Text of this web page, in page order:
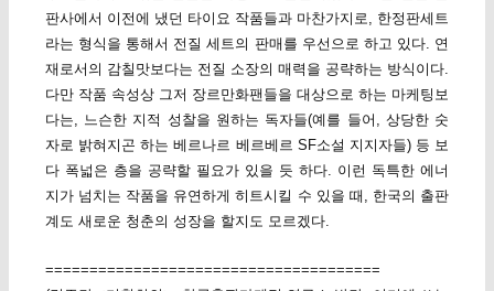
판사에서 이전에 냈던 타이요 작품들과 마찬가지로, 한정판세트
라는 형식을 통해서 전질 세트의 판매를 우선으로 하고 있다. 연
재로서의 감칠맛보다는 전질 소장의 매력을 공략하는 방식이다.
다만 작품 속성상 그저 장르만화팬들을 대상으로 하는 마케팅보
다는, 느슨한 지적 성찰을 원하는 독자들(예를 들어, 상당한 숫
자로 밝혀지곤 하는 베르나르 베르베르 SF소설 지지자들) 등 보
다 폭넓은 층을 공략할 필요가 있을 듯 하다. 이런 독특한 에너
지가 넘치는 작품을 유연하게 히트시킬 수 있을 때, 한국의 출판
계도 새로운 청춘의 성장을 할지도 모르겠다.
======================================